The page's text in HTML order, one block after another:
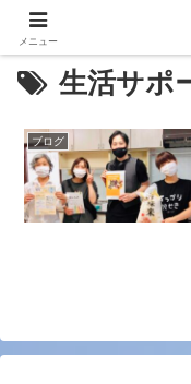
生活サポ
ブログ
メニュー